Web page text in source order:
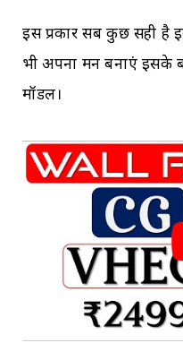
इस प्रकार सब कुछ सही
भी अपना मन बनाएं इसके
मॉडल।